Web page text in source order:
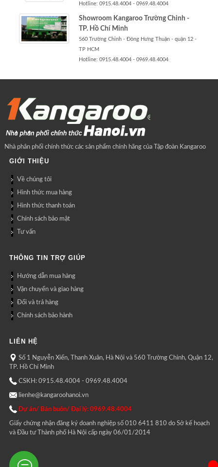
Hotline: 0915.48.4004 - 0969.48.4004
Showroom Kangaroo Trường Chinh -
TP. Hồ Chí Minh
560 Trường Chinh - Đông Hưng Thuận - quận 12 -
TP HCM
Hotline: 0915.48.4004 - 0969.48.4004
Nhà phân phối chính thức các sản phẩm chính hãng của Tập đoàn Kangaroo
GIỚI THIỆU
Về chúng tôi
Hình thức mua hàng
Hình thức thanh toán
Chính sách bảo mật
Tư vấn
THÔNG TIN TRỢ GIÚP
Hướng dẫn mua hàng
Vận chuyển và giao hàng
Đổi và trả hàng
Chính sách bảo hành
LIÊN HỆ
Số 1 Nguyễn Xiển, Thanh Xuân, Hà Nội và 560 Trường Chinh, Quận 12,
TP. Hồ Chí Minh
CSKH: 0915.48.4004 - 0969.48.4004
lienhe@kangaroohanoi.vn
Dự án/ Bán buôn/ Đại lý: 0969.48.4004
Giấy chứng nhận đăng ký doanh nghiệp số 010 6411 810 do Sở kế hoạch
và Đầu tư Thành phố Hà Nội cấp ngày 06/01/2014